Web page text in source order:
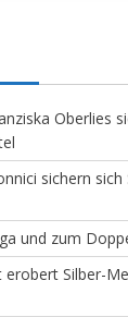
Oberlies
sichern sich
und zum
Silber-